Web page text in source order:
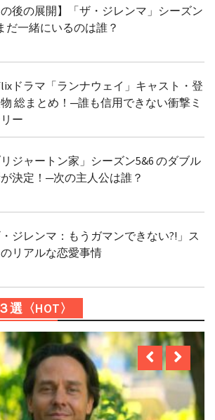
の後の展開】「ザ・ジレンマ」シーズン
だ一緒にいるのは誰？
ドラマ「ランナウェイ」キャスト・登
総まとめ！─誰も信用できない衝撃ミ
ー
リジャートン家」シーズン5&6 のダブル
決定！─次の主人公は誰？
・ジレンマ：もうガマンできない?!」ス
リアルな恋愛事情
選〈HOT〉